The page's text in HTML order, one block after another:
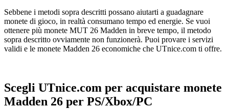
Sebbene i metodi sopra descritti possano aiutarti a guadagnare
monete di gioco, in realtà consumano tempo ed energie. Se vuoi
ottenere più monete MUT 26 Madden in breve tempo, il metodo
sopra descritto ovviamente non funzionerà. Puoi provare i servizi
validi e le monete Madden 26 economiche che UTnice.com ti offre.
Scegli UTnice.com per acquistare monete
Madden 26 per PS/Xbox/PC